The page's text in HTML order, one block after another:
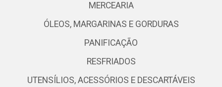
MERCEARIA
ÓLEOS, MARGARINAS E GORDURAS
PANIFICAÇÃO
RESFRIADOS
UTENSÍLIOS, ACESSÓRIOS E DESCARTÁVEIS